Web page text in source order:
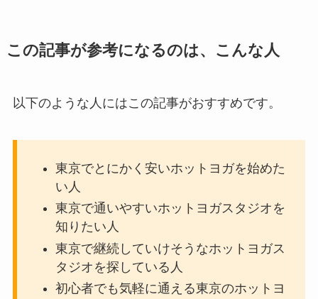
この記事が参考になるのは、こんな人
以下のような人にはこの記事がおすすめです。
東京でとにかく安いホットヨガを始めた
い人
東京で通いやすいホットヨガスタジオを
知りたい人
東京で継続していけそうなホットヨガス
タジオを探している人
初心者でも気軽に通える東京のホットヨ